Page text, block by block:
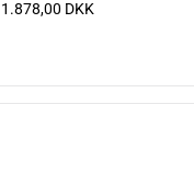
1.878,00 DKK